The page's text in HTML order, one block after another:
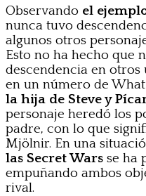
Observando el
nunca tuvo
algunos otros
Esto no ha hecho que
descendencia en otros
en un número de
la hija de Steve y
personaje heredó los
padre, con lo que
Mjölnir. En una
las Secret Wars se ha
empuñando ambos
rival.